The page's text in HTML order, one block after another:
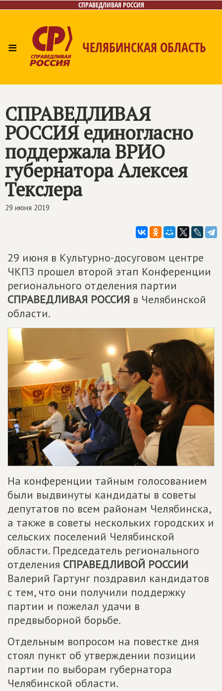
СПРАВЕДЛИВАЯ РОССИЯ
≡ ЧЕЛЯБИНСКАЯ ОБЛАСТЬ
Контакты
СПРАВЕДЛИВАЯ
РОССИЯединогласно
поддержала ВРИО
губернатора Алексея
Текслера
29 июня 2019
29 июня в Культурно-досуговом центре
ЧКПЗ прошел второй этап Конференции
регионального отделения партии
СПРАВЕДЛИВАЯ РОССИЯ в Челябинской
области.
На конференции тайным голосованием
были выдвинуты кандидаты в советы
депутатов по всем районам Челябинска,
а также в советы нескольких городских и
сельских поселений Челябинской
области. Председатель регионального
отделения СПРАВЕДЛИВОЙ РОССИИ
Валерий Гартунг поздравил кандидатов
с тем, что они получили поддержку
партии и пожелал удачи в
предвыборной борьбе.
Отдельным вопросом на повестке дня
стоял пункт об утверждении позиции
партии по выборам губернатора
Челябинской области.